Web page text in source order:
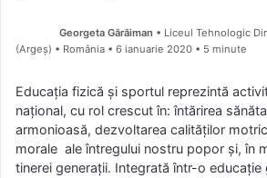
Georgeta Gărăiman • Liceul Tehnologic
(Argeş) • România
6 ianuarie 2020 • 5 minute
Educaţia fizică şi sportul reprezintă
naţional, cu rol crescut în: întărirea
armonioasă, dezvoltarea calităţilor
morale ale întregului nostru popor şi, în
tinerei generaţii. Integrată într-o educaţie